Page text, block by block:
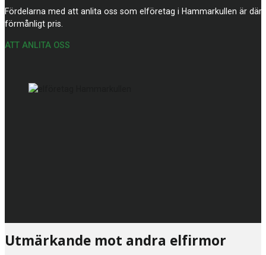
Fördelarna med att anlita oss som elföretag i Hammarkullen är
förmånligt pris.
ATT ANLITA OSS
Utmärkande mot andra elfirmor